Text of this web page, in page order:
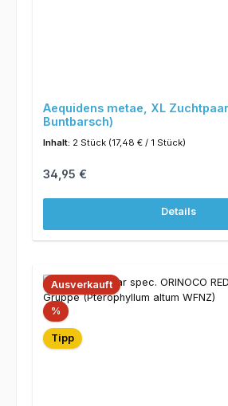
Aequidens metae, XL
Buntbarsch)
Inhalt: 2 Stück (17,48 € / 1 Stück)
Regulärer Preis:
34,95 €
Details
Ausverkauft
%Rabatt
Tipp